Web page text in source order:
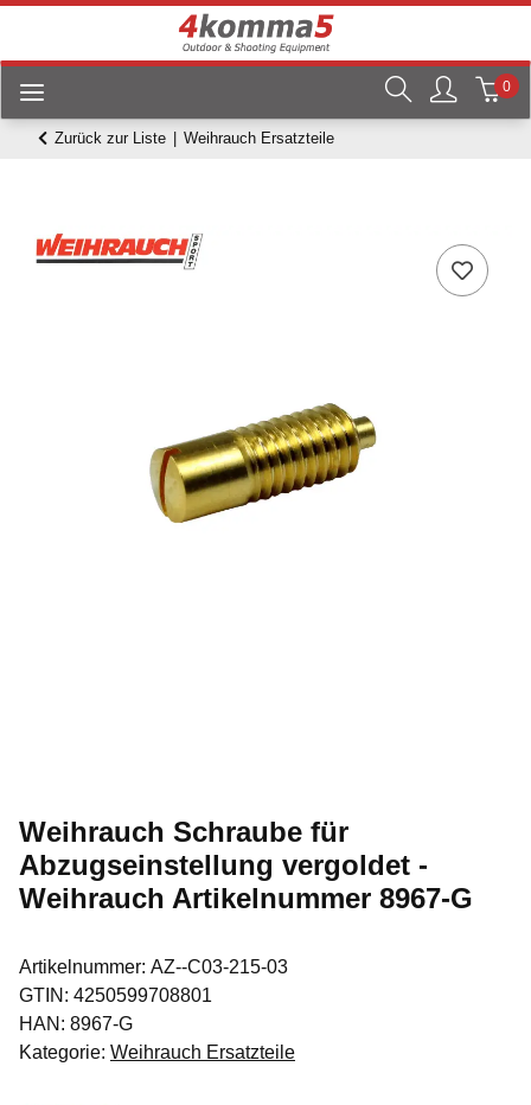
0
Zurück zur Liste Weihrauch Ersatzteile
Weihrauch Schraube für
Abzugseinstellung vergoldet -
Weihrauch Artikelnummer 8967-G
Artikelnummer: AZ--C03-215-03
GTIN: 4250599708801
HAN: 8967-G
Kategorie: Weihrauch Ersatzteile